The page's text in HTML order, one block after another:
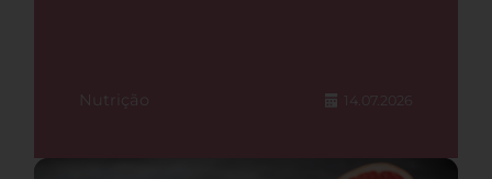
Nutrição 14.07.2026